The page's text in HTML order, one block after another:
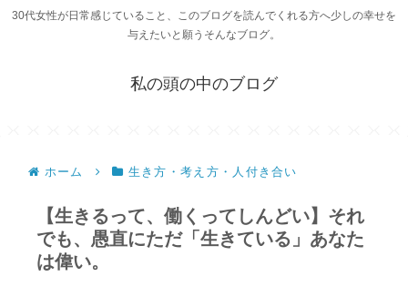
30代女性が日常感じていること、このブログを読んでくれる方へ少しの幸せを
与えたいと願うそんなブログ。
私の頭の中のブログ
ホーム 生き方・考え方・人付き合い
【生きるって、働くってしんどい】それ
でも、愚直にただ「生きている」あなた
は偉い。